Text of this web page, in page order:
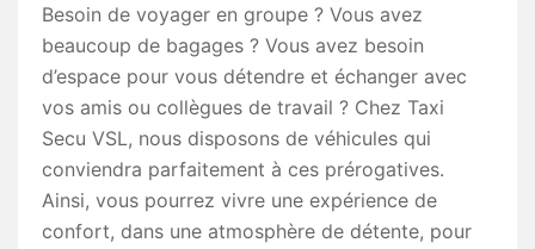
Besoin de voyager en groupe ? Vous avez
beaucoup de bagages ? Vous avez besoin
d’espace pour vous détendre et échanger avec
vos amis ou collègues de travail ? Chez Taxi
Secu VSL, nous disposons de véhicules qui
conviendra parfaitement à ces prérogatives.
Ainsi, vous pourrez vivre une expérience de
confort, dans une atmosphère de détente, pour